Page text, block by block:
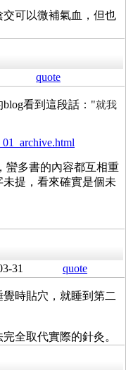
可以微補氣血，但也
quote
看到這段話："就我
蠻多書的內容都互相重
提，看來確實是個未
31 quote
時貼穴，就睡到第二
全取代實際的針灸。